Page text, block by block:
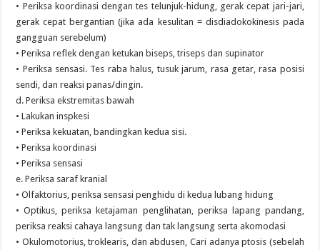
• Periksa koordinasi dengan tes telunjuk-hidung, gerak cepat jari-jari,
gerak cepat bergantian (jika ada kesulitan = disdiadokokinesis pada
gangguan serebelum)
• Periksa reflek dengan ketukan biseps, triseps dan supinator
• Periksa sensasi. Tes raba halus, tusuk jarum, rasa getar, rasa posisi
sendi, dan reaksi panas/dingin.
d. Periksa ekstremitas bawah
• Lakukan inspkesi
• Periksa kekuatan, bandingkan kedua sisi.
• Periksa koordinasi
• Periksa sensasi
e. Periksa saraf kranial
• Olfaktorius, periksa sensasi penghidu di kedua lubang hidung
• Optikus, periksa ketajaman penglihatan, periksa lapang pandang,
periksa reaksi cahaya langsung dan tak langsung serta akomodasi
• Okulomotorius, troklearis, dan abdusen, Cari adanya ptosis (sebelah